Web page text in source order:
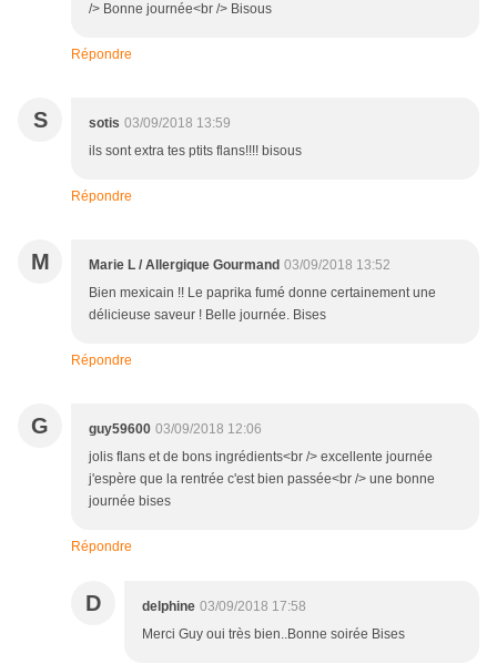
/> Bonne journée<br /> Bisous
Répondre
S sotis 03/09/2018 13:59
ils sont extra tes ptits flans!!!! bisous
Répondre
M Marie L / Allergique Gourmand 03/09/2018 13:52
Bien mexicain !! Le paprika fumé donne certainement une
délicieuse saveur ! Belle journée. Bises
Répondre
G guy59600 03/09/2018 12:06
jolis flans et de bons ingrédients<br /> excellente journée
j'espère que la rentrée c'est bien passée<br /> une bonne
journée bises
Répondre
D delphine 03/09/2018 17:58
Merci Guy oui très bien..Bonne soirée Bises